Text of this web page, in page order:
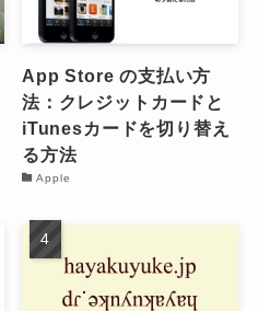
App Store の支払い方
法：クレジットカードと
iTunesカードを切り替え
る方法
Apple